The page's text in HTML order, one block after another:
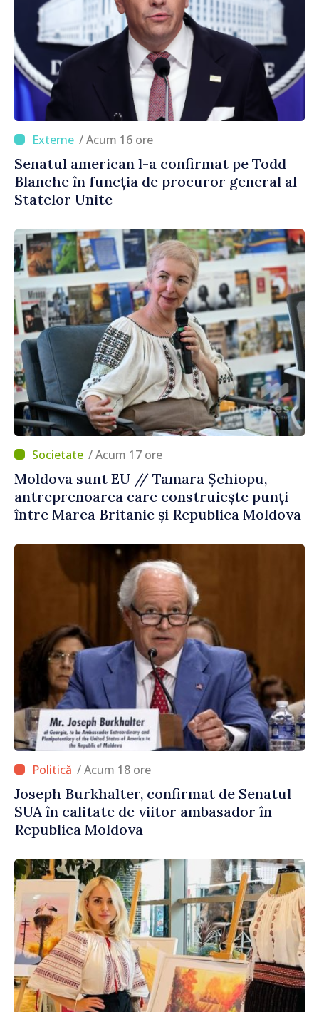
/ Acum 16 ore
Senatul american l-a confirmat pe Todd
Blanche în funcția de procuror general al
Statelor Unite
/ Acum 17 ore
Moldova sunt EU // Tamara Șchiopu,
antreprenoarea care construiește punți
între Marea Britanie și Republica Moldova
/ Acum 18 ore
Joseph Burkhalter, confirmat de Senatul
SUA în calitate de viitor ambasador în
Republica Moldova